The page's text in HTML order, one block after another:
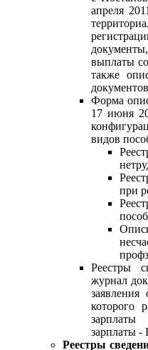
апреля
выплаты
также
Форма
17 июня
видов
при
Реестры
журнал
которого
зарплаты -
Реестры